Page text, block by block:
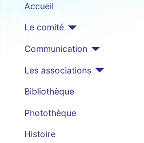
Accueil
Le comité
Communication
Les associations
Bibliothèque
Photothèque
Histoire